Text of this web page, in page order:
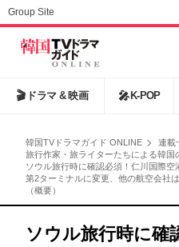
Group Site
🎬 ドラマ & 映画 🎤 K-POP
韓国TVドラマガイド ONLINE
連載
旅行作家・旅ライターたちによる韓国
ソウル旅行時に確認必須！仁川国際
第2ターミナルに変更、他の航空会社
（概要）
ソウル旅行時に確